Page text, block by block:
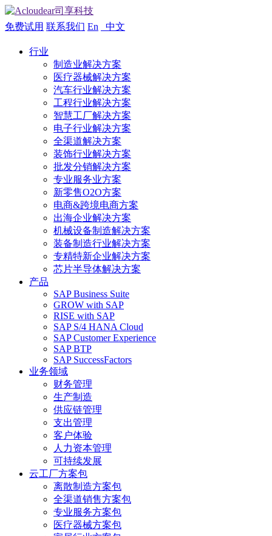
免费试用 联系我们 En 中文
行业
制造业解决方案
医疗器械解决方案
汽车行业解决方案
工程行业解决方案
智慧工厂解决方案
电子行业解决方案
全渠道解决方案
装饰行业解决方案
批发分销解决方案
专业服务业方案
新零售O2O方案
电商&跨境电商方案
出海企业解决方案
机械设备制造解决方案
装备制造行业解决方案
专精特新企业解决方案
芯片半导体解决方案
产品
SAP Business Suite
GROW with SAP
RISE with SAP
SAP S/4 HANA Cloud
SAP Customer Experience
SAP BTP
SAP SuccessFactors
业务领域
财务管理
生产制造
供应链管理
支出管理
客户体验
人力资本管理
可持续发展
云工厂方案包
离散制造方案包
全渠道销售方案包
专业服务方案包
医疗器械方案包